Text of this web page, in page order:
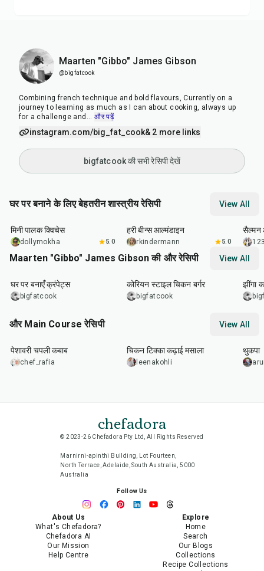
Maarten "Gibbo" James Gibson
@bigfatcook
Combining french technique and bold flavours, Currently on a
journey to learning as much as I can about cooking, always up
for a challenge and ...और पढ़ें
instagram.com/big_fat_cook& 2 more links
bigfatcook की सभी रेसिपी देखें
घर पर बनाने के लिए बेहतरीन शास्त्रीय रेसिपी View All
min
मिनी पालक क्विचेस
dollymokha 5.0
min
हरी बीन्स आल्मंडाइन
rkindermann 5.0
सैल्मन
Maarten "Gibbo" James Gibson की और रेसिपी View All
घर पर बनाएँ क्रंपेट्स
bigfatcook
कोरियन स्टाइल चिकन बर्गर
bigfatcook
झींगा
और Main Course रेसिपी View All
50
पेशावरी चपली कबाब
chef_rafia
चिकन टिक्का कढ़ाई मसाला
leenakohli
थुकपा
chefadora
© 2023-26 Chefadora Pty Ltd, All Rights Reserved
Marnirni-apinthi Building, Lot Fourteen,
North Terrace, Adelaide, South Australia, 5000
Australia
Follow Us
About Us
What's Chefadora?
Chefadora AI
Our Mission
Help Centre
Explore
Home
Search
Our Blogs
Collections
Recipe Collections